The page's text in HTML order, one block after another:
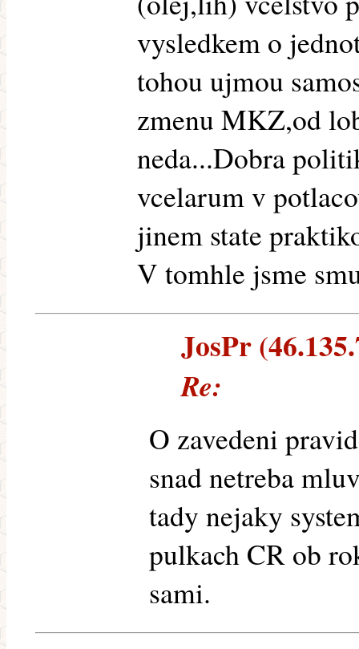
vysledkem o
tohou ujmou
zmenu MKZ,od
neda...Dobra
vcelarum v
jinem state
V tomhle jsme
JosPr
Re:
O zavedeni
snad netreba
tady nejaky
pulkach CR ob
sami.